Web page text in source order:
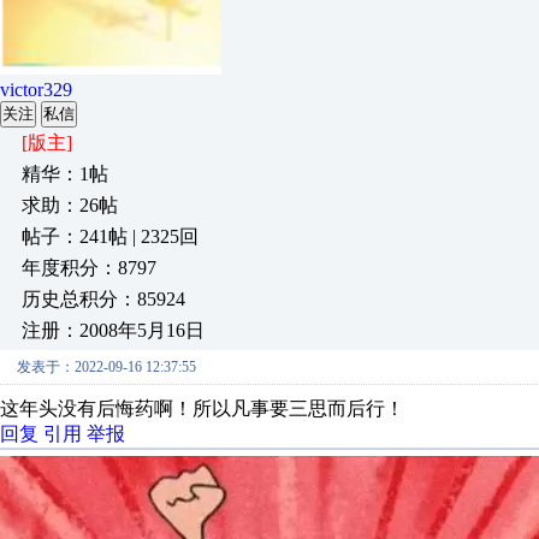
victor329
关注 私信
[版主]
精华：1帖
求助：26帖
帖子：241帖 | 2325回
年度积分：8797
历史总积分：85924
注册：2008年5月16日
发表于：2022-09-16 12:37:55
这年头没有后悔药啊！所以凡事要三思而后行！
回复 引用 举报